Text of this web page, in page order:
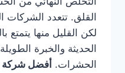
القلق. تتعدد
لكن القليل منها يتمتع
الحديثة والخبرة
الحشرات. أفضل شركة